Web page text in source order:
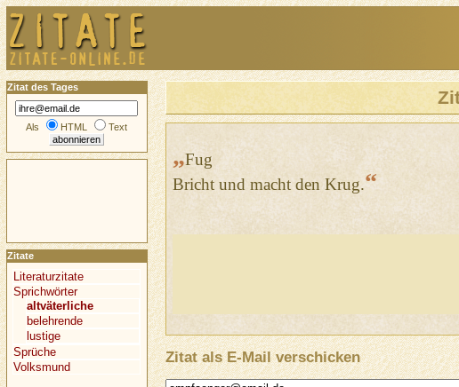
„Fug
Bricht und macht den Krug.“
Zitat als E-Mail verschicken
Zitat des Tages
Als HTML Text
Zitate
Literaturzitate
Sprichwörter
altväterliche
belehrende
lustige
Sprüche
Volksmund